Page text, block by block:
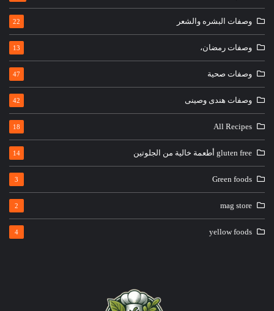
وصفات البشره والشعر 22
وصفات رمضان، 13
وصفات صحية 47
وصفات هندى وصينى 42
All Recipes
18
gluten free أطعمة خالية من الجلوتين 14
Green foods
3
mag store
2
yellow foods
4